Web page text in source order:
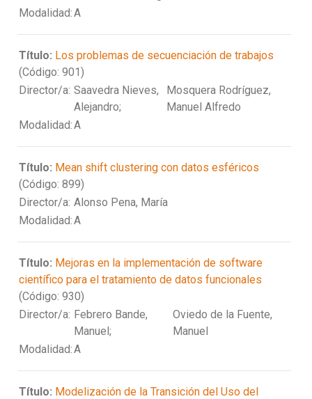
Modalidad:A
Título: Los problemas de secuenciación de trabajos
(Código: 901)
Director/a: Saavedra Nieves,
Alejandro;
Mosquera Rodríguez,
Manuel Alfredo
Modalidad:A
Título: Mean shift clustering con datos esféricos
(Código: 899)
Director/a: Alonso Pena, María
Modalidad:A
Título: Mejoras en la implementación de software
científico para el tratamiento de datos funcionales
(Código: 930)
Director/a: Febrero Bande,
Manuel;
Oviedo de la Fuente,
Manuel
Modalidad:A
Título: Modelización de la Transición del Uso del